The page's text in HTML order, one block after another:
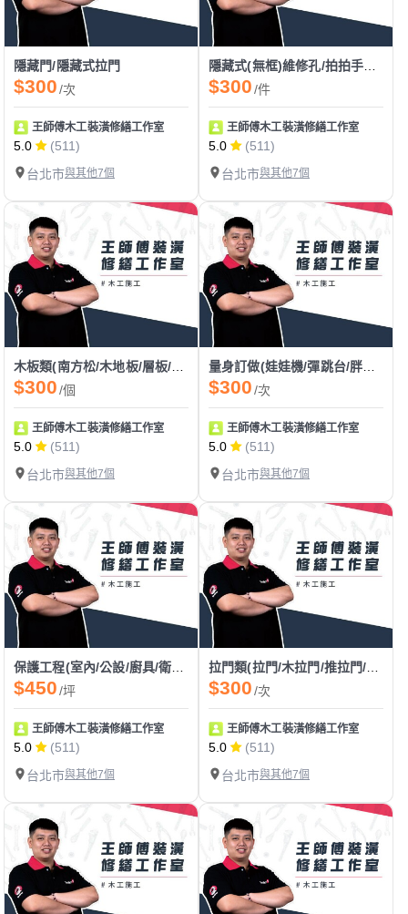
隱藏門/隱藏式拉門
$300/次
王師傅木工裝潢修繕工作室
5.0
(511)
台北市與其他7個
$300/件
王師傅木工裝潢修繕工作室
5.0
(511)
台北市與其他7個
$300/個
王師傅木工裝潢修繕工作室
5.0
(511)
台北市與其他7個
$300/次
王師傅木工裝潢修繕工作室
5.0
(511)
台北市與其他7個
$450/坪
王師傅木工裝潢修繕工作室
5.0
(511)
台北市與其他7個
$300/次
王師傅木工裝潢修繕工作室
5.0
(511)
台北市與其他7個